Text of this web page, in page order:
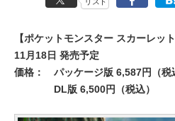
【ポケットモンスター スカーレッ
11月18日 発売予定
価格：
パッケージ版 6,587円（税
DL版 6,500円（税込）